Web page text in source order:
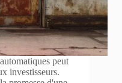
peut
investisseurs.